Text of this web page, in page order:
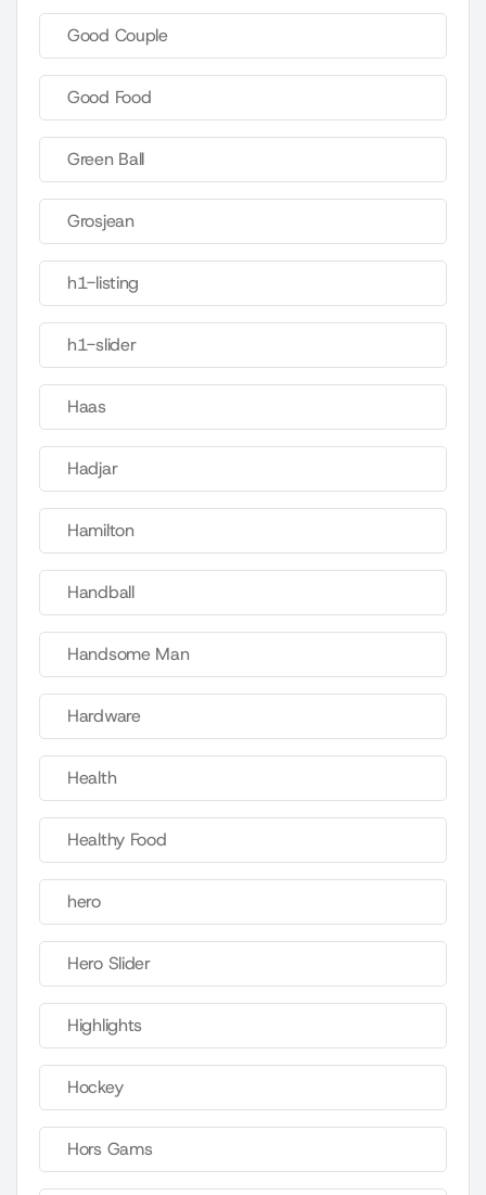
Good Couple
Good Food
Green Ball
Grosjean
h1-listing
h1-slider
Haas
Hadjar
Hamilton
Handball
Handsome Man
Hardware
Health
Healthy Food
hero
Hero Slider
Highlights
Hockey
Hors Gams